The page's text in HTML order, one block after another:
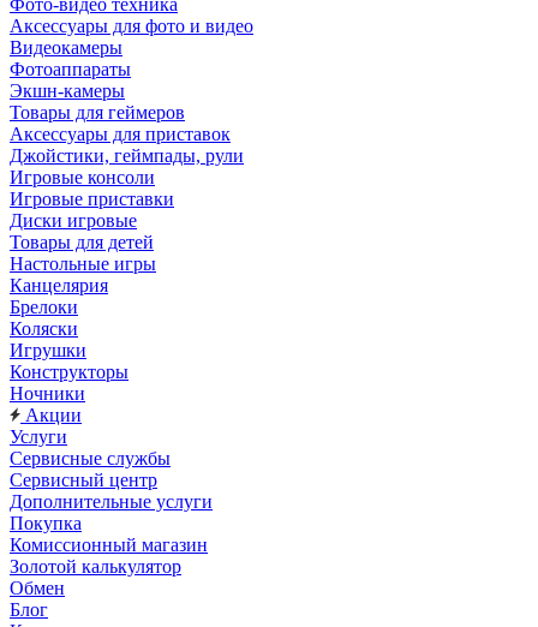
Фото-видео техника
Аксессуары для фото и видео
Видеокамеры
Фотоаппараты
Экшн-камеры
Товары для геймеров
Аксессуары для приставок
Джойстики, геймпады, рули
Игровые консоли
Игровые приставки
Диски игровые
Товары для детей
Настольные игры
Канцелярия
Брелоки
Коляски
Игрушки
Конструкторы
Ночники
Акции
Услуги
Сервисные службы
Сервисный центр
Дополнительные услуги
Покупка
Комиссионный магазин
Золотой калькулятор
Обмен
Блог